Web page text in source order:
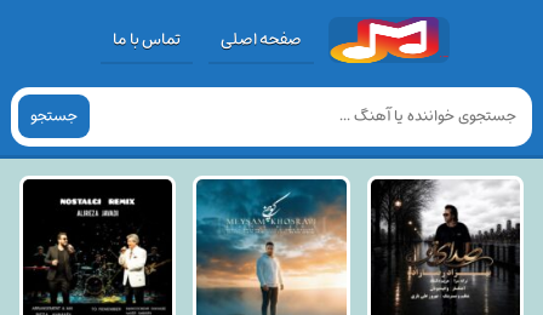
صفحه اصلی تماس با ما
جستجو